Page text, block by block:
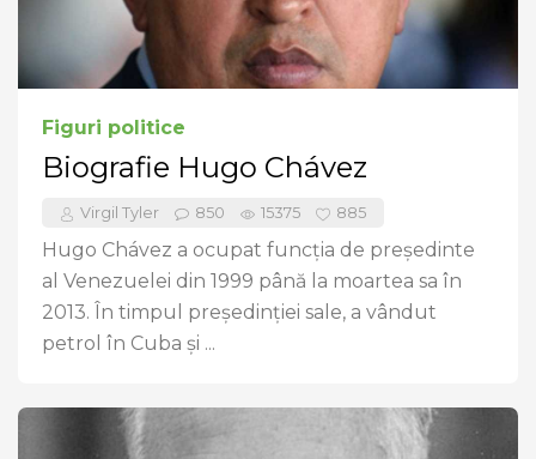
Figuri politice
Biografie Hugo Chávez
Virgil Tyler 850 15375 885
Hugo Chávez a ocupat funcția de președinte
al Venezuelei din 1999 până la moartea sa în
2013. În timpul președinției sale, a vândut
petrol în Cuba și ...